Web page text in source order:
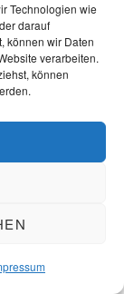
Technologien wie
darauf
können wir Daten
verarbeiten.
können
als Mail
angeben.
und